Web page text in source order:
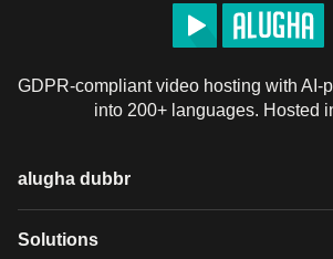
GDPR-compliant video hosting with AI-
into 200+ languages. Hosted
alugha dubbr
Overview
Solutions